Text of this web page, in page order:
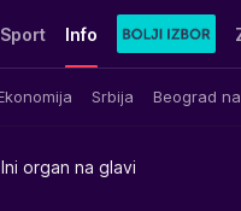
Sport Info
Srbija Beograd
organ na glavi